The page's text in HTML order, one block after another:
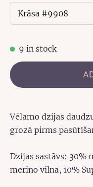
9 in stock
Vēlamo dzijas
grozā pirms
Dzijas sastāvs: 30%
merino vilna, 10%